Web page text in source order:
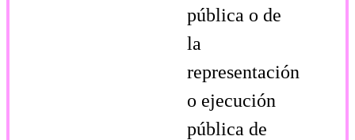
pública o de
la
representación
o ejecución
pública de